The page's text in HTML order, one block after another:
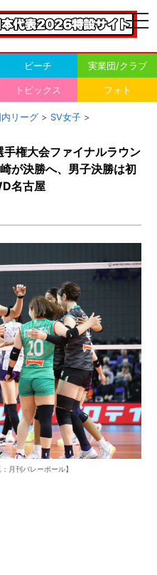
ビーチ 実業団/クラブ
トピックス フォト
内リーグ > SV女子 >
権大会ファイナルラウン
が決勝へ、男子決勝は初
名古屋
月刊バレーボール】